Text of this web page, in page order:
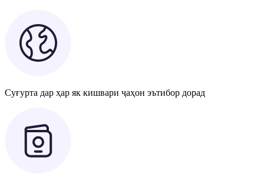
Суғурта дар ҳар як кишвари ҷаҳон эътибор дорад